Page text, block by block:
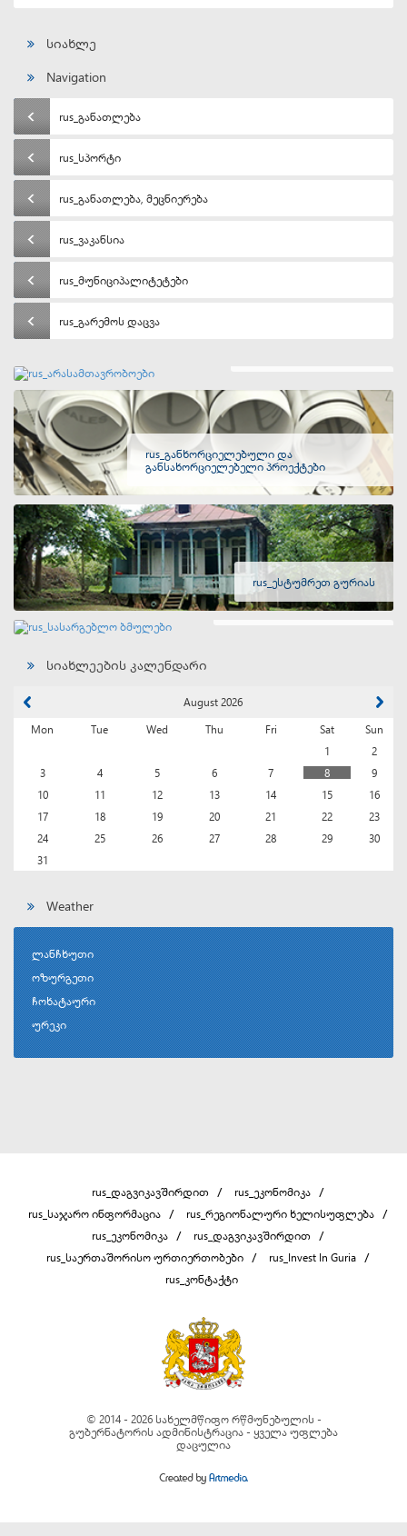
სიახლე
Navigation
rus_განათლება
rus_სპორტი
rus_განათლება, მეცნიერება
rus_ვაკანსია
rus_მუნიციპალიტეტები
rus_გარემოს დაცვა
rus_განხორციელებული და
განსახორციელებელი პროექტები
rus_ესტუმრეთ გურიას
rus_სასარგებლო ბმულები
სიახლეების კალენდარი
August 2026
Mon
Tue Wed Thu Fri Sat
Sun
1
2
3
4 5 6 7 8
9
10
11 12 13 14 15
16
17
18 19 20 21 22
23
24
25 26 27 28 29
30
31
Weather
ლანჩხუთი
ოზურგეთი
ჩოხატაური
ურეკი
rus_დაგვიკავშირდით
rus_ეკონომიკა
rus_საჯარო ინფორმაცია
rus_რეგიონალური ხელისუფლება
rus_ეკონომიკა
rus_დაგვიკავშირდით
rus_საერთაშორისო ურთიერთობები
rus_Invest In Guria
rus_კონტაქტი
© 2014 - 2026 სახელმწიფო რწმუნებულის -
გუბერნატორის ადმინისტრაცია - ყველა უფლება
დაცულია